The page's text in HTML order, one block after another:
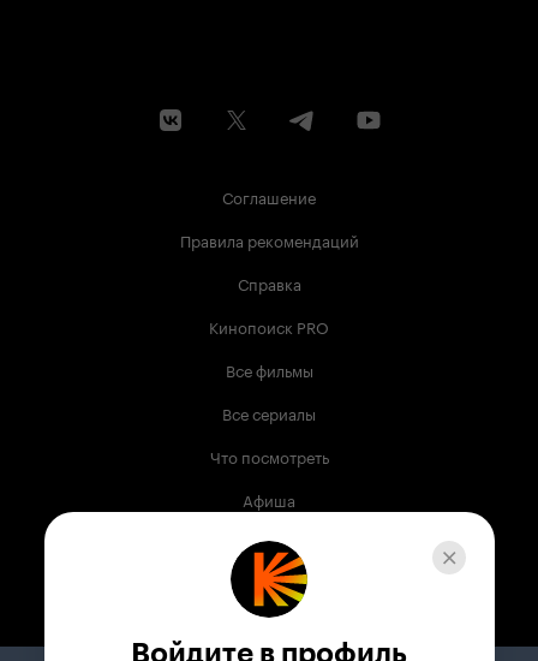
Соглашение
Правила рекомендаций
Справка
Кинопоиск PRO
Все фильмы
Все сериалы
Что посмотреть
Афиша
Музыка
Телепрограмма
Войдите в профиль